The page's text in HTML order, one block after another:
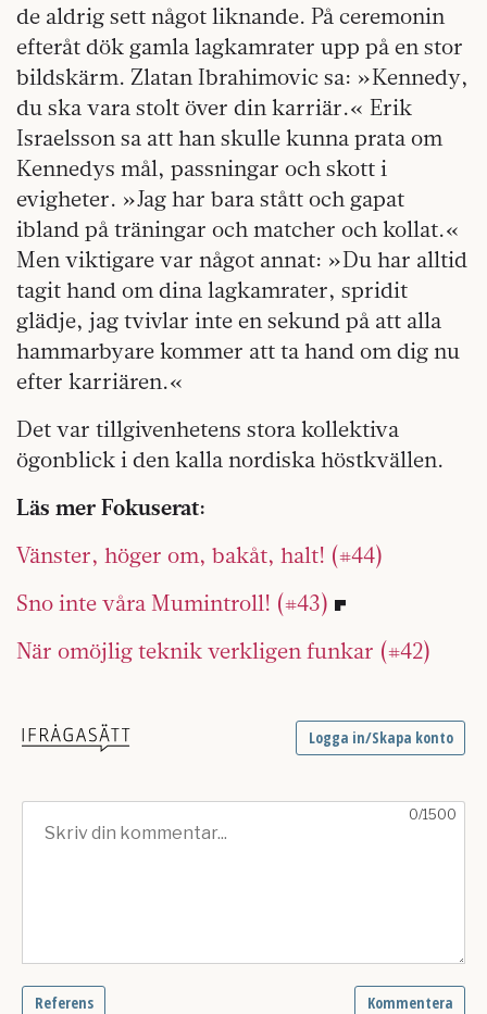
de aldrig sett något liknande. På ceremonin
efteråt dök gamla lagkamrater upp på en stor
bildskärm. Zlatan Ibrahimovic sa: »Kennedy,
du ska vara stolt över din karriär.« Erik
Israelsson sa att han skulle kunna prata om
Kennedys mål, passningar och skott i
evigheter. »Jag har bara stått och gapat
ibland på träningar och matcher och kollat.«
Men viktigare var något annat: »Du har alltid
tagit hand om dina lagkamrater, spridit
glädje, jag tvivlar inte en sekund på att alla
hammarbyare kommer att ta hand om dig nu
efter karriären.«
Det var tillgivenhetens stora kollektiva
ögonblick i den kalla nordiska höstkvällen.
Läs mer Fokuserat:
Vänster, höger om, bakåt, halt! (#44)
Sno inte våra Mumintroll! (#43)
När omöjlig teknik verkligen funkar (#42)